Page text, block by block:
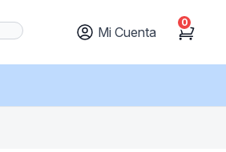
Mi Cuenta Cart
0